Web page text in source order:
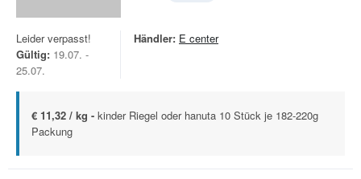
Leider verpasst!
Gültig: 19.07. -
25.07.
Händler: E center
€ 11,32 / kg - kinder Riegel oder hanuta 10 Stück je 182-220g
Packung